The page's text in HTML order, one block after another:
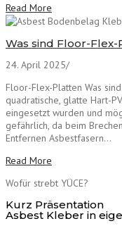
Read More
Was sind Floor-Flex-
24. April 2025/
Floor-Flex-Platten Was
quadratische, glatte Hart-
eingesetzt wurden und
gefährlich, da beim
Entfernen Asbestfasern…
Read More
Wofür strebt YÜCE?
Kurz Präsentation
Asbest Kleber in